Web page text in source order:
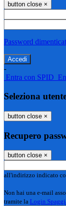
button close ×
Password
-
Entra con SPID
Seleziona
button close ×
Recupero
button close ×
all'indirizzo indicato
Non hai una e-mail
tramite la Login